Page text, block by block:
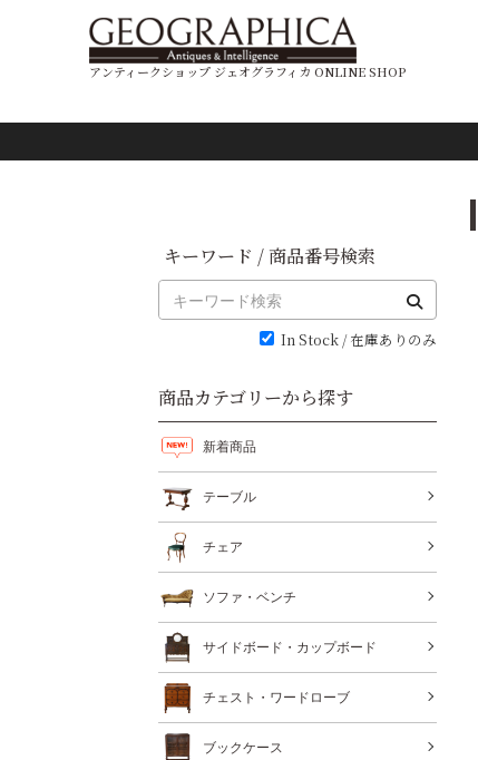
アンティークショップ ジェオグラフィカ ONLINE SHOP
キーワード / 商品番号検索
In Stock / 在庫ありのみ
商品カテゴリーから探す
新着商品
テーブル
チェア
ソファ・ベンチ
サイドボード・カップボード
チェスト・ワードローブ
ブックケース